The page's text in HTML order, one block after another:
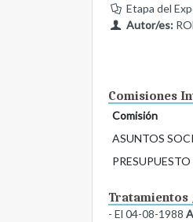
Etapa del
Autor/es:
Comisiones
Comisión
ASUNTOS
Tratamientos
- El 04-08-1988